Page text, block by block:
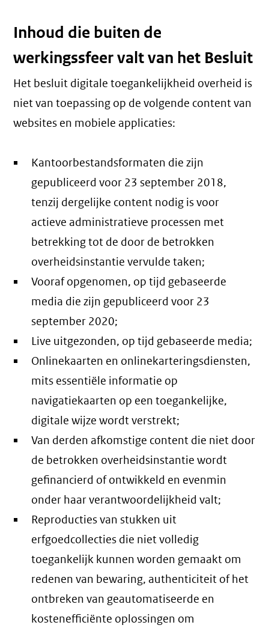
Inhoud die buiten de
werkingssfeer valt van het Besluit
Het besluit digitale toegankelijkheid overheid is
niet van toepassing op de volgende content van
websites en mobiele applicaties:
Kantoorbestandsformaten die zijn
gepubliceerd voor 23 september 2018,
tenzij dergelijke content nodig is voor
actieve administratieve processen met
betrekking tot de door de betrokken
overheidsinstantie vervulde taken;
Vooraf opgenomen, op tijd gebaseerde
media die zijn gepubliceerd voor 23
september 2020;
Live uitgezonden, op tijd gebaseerde media;
Onlinekaarten en onlinekarteringsdiensten,
mits essentiële informatie op
navigatiekaarten op een toegankelijke,
digitale wijze wordt verstrekt;
Van derden afkomstige content die niet door
de betrokken overheidsinstantie wordt
gefinancierd of ontwikkeld en evenmin
onder haar verantwoordelijkheid valt;
Reproducties van stukken uit
erfgoedcollecties die niet volledig
toegankelijk kunnen worden gemaakt om
redenen van bewaring, authenticiteit of het
ontbreken van geautomatiseerde en
kostenefficiënte oplossingen om